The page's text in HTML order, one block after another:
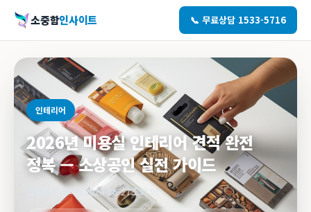
소중함인사이트 📞 무료상담 1533-5716
인테리어
2026년 미용실 인테리어 견적 완전
정복 — 소상공인 실전 가이드
소중함인사이트 2026-06-27조회 91